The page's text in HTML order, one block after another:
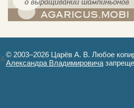
© 2003–2026 Царёв А. В. Любое
Александра Владимировича
Авторизация